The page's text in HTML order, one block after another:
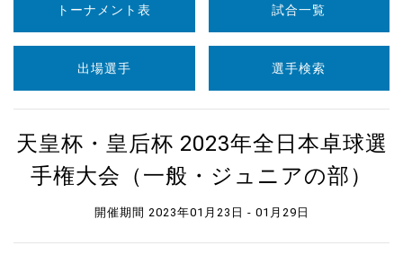
トーナメント表 試合一覧
出場選手 選手検索
天皇杯・皇后杯 2023年全日本卓球選
手権大会（一般・ジュニアの部）
開催期間 2023年01月23日 - 01月29日